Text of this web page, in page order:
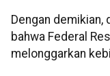
Dengan
bahwa Federal
melonggarkan